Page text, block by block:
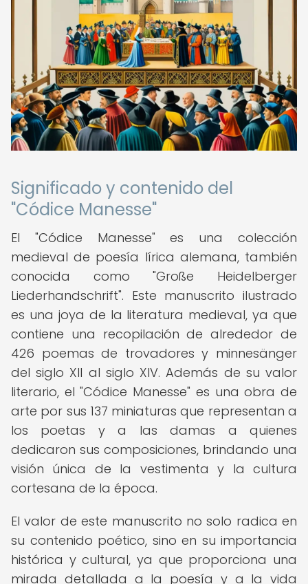
Significado y contenido del
"Códice Manesse"
El "Códice Manesse" es una colección
medieval de poesía lírica alemana, también
conocida como "Große Heidelberger
Liederhandschrift". Este manuscrito ilustrado
es una joya de la literatura medieval, ya que
contiene una recopilación de alrededor de
426 poemas de trovadores y minnesänger
del siglo XII al siglo XIV. Además de su valor
literario, el "Códice Manesse" es una obra de
arte por sus 137 miniaturas que representan a
los poetas y a las damas a quienes
dedicaron sus composiciones, brindando una
visión única de la vestimenta y la cultura
cortesana de la época.
El valor de este manuscrito no solo radica en
su contenido poético, sino en su importancia
histórica y cultural, ya que proporciona una
mirada detallada a la poesía y a la vida